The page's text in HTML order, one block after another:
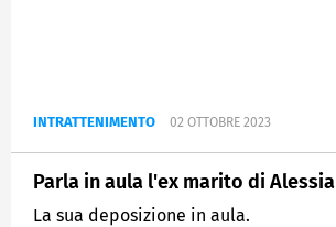
INTRATTENIMENTO 02 OTTOBRE 2023
Parla in aula l'ex marito di Alessia
La sua deposizione in aula.